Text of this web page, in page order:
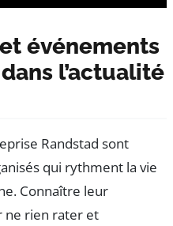
événements
l’actualité
Randstad sont
qui rythment la vie
Connaître leur
ne rien rater et